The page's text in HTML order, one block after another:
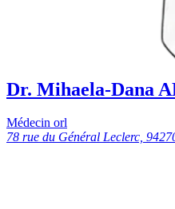
Dr. Mihaela-Dana
Médecin orl
78 rue du Général Leclerc,